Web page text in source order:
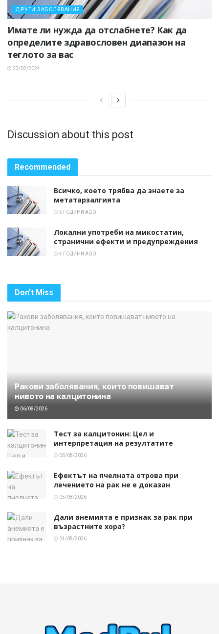
ДРУГИ ЗАБОЛЯВАНИЯ
Имате ли нужда да отслабнете? Как да
определите здравословен диапазон на
теглото за вас
23/02/2024
Discussion about this post
Recommended
Всичко, което трябва да знаете за
метатарзалгията
5 ГОДИНИ AGO
Локални употреби на микостатин,
странични ефекти и предупреждения
4 ГОДИНИ AGO
Don't Miss
Ракови заболявания, които повишават
нивото на калцитонина
06/08/2026
Тест за калцитонин: Цел и
интерпретация на резултатите
06/08/2026
Ефектът на пчелната отрова при
лечението на рак не е доказан
05/08/2026
Дали анемията е признак за рак при
възрастните хора?
04/08/2026